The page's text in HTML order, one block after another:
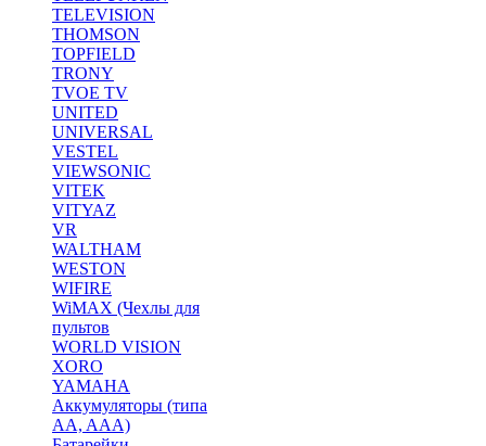
TELEVISION
THOMSON
TOPFIELD
TRONY
TVOE TV
UNITED
UNIVERSAL
VESTEL
VIEWSONIC
VITEK
VITYAZ
VR
WALTHAM
WESTON
WIFIRE
WiMAX (Чехлы для
пультов
WORLD VISION
XORO
YAMAHA
Аккумуляторы (типа
AA, AAA)